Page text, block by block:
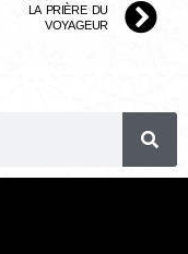
LA PRIÈRE DU
VOYAGEUR